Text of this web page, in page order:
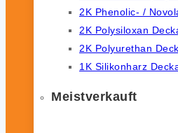
2K Phenolic- /
2K Polysiloxan
2K Polyurethan
1K Silikonharz
Meistverkauft